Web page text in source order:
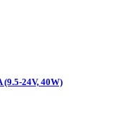
(9.5-24V, 40W)